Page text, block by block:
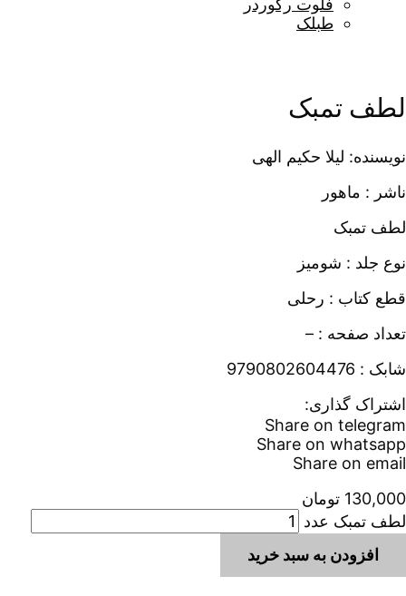
فلوت رکوردر
طبلک
لطف تمبک
نویسنده: لیلا حکیم الهی
ناشر : ماهور
لطف تمبک
نوع جلد : شومیز
قطع کتاب : رحلی
تعداد صفحه : –
شابک : 9790802604476
اشتراک گذاری:
Share on telegram
Share on whatsapp
Share on email
130,000 تومان
لطف تمبک عدد
افزودن به سبد خرید